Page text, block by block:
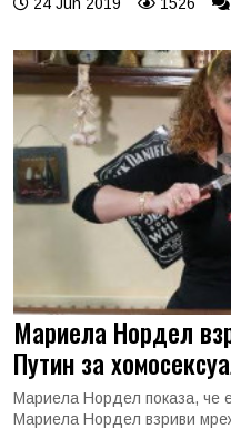
Мариела Нордел
Путин за
Мариела Нордел показа, че
Мариела Нордел взриви